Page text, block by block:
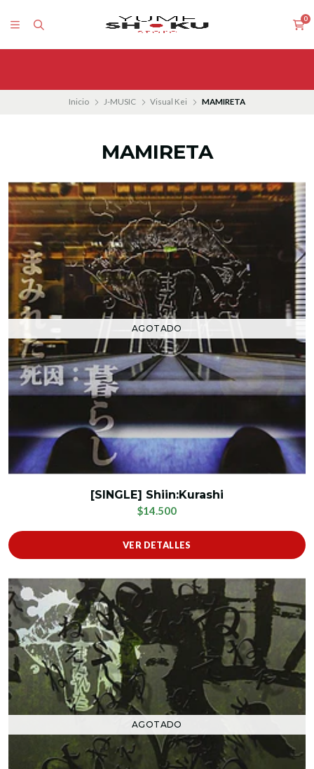
0
Inicio J-MUSIC Visual Kei MAMIRETA
MAMIRETA
AGOTADO
[SINGLE] Shiin:Kurashi
$14.500
VER DETALLES
AGOTADO